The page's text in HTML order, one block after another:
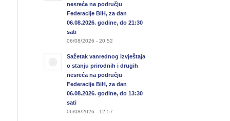
nesreća na području
Federacije BiH, za dan
06.08.2026. godine, do 21:30
sati
06/08/2026 - 20:52
Sažetak vanrednog izvještaja
o stanju prirodnih i drugih
nesreća na području
Federacije BiH, za dan
06.08.2026. godine, do 13:30
sati
06/08/2026 - 12:57